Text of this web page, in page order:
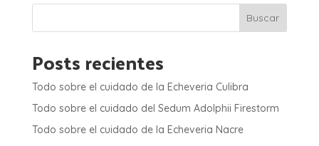
Buscar
Posts recientes
Todo sobre el cuidado de la Echeveria Culibra
Todo sobre el cuidado del Sedum Adolphii Firestorm
Todo sobre el cuidado de la Echeveria Nacre